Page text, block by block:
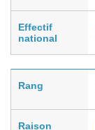
Effectif
national
Rang
Raison